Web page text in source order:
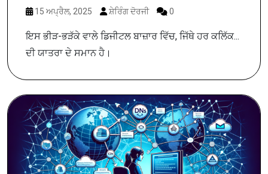
15 ਅਪ੍ਰੈਲ, 2025 ਸ਼ੇਰਿੰਗ ਦੋਰਜੀ 0
ਇਸ ਭੀੜ-ਭੜੱਕੇ ਵਾਲੇ ਡਿਜੀਟਲ ਬਾਜ਼ਾਰ ਵਿੱਚ, ਜਿੱਥੇ ਹਰ ਕਲਿੱਕ...
ਦੀ ਯਾਤਰਾ ਦੇ ਸਮਾਨ ਹੈ।